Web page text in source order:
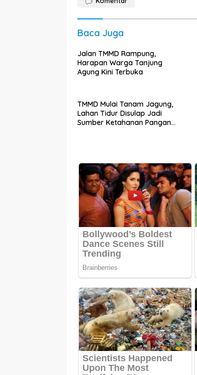
Baca Juga
Jalan TMMD Rampung,
Harapan Warga Tanjung
Agung Kini Terbuka
TMMD Mulai Tanam Jagung,
Lahan Tidur Disulap Jadi
Sumber Ketahanan Pangan